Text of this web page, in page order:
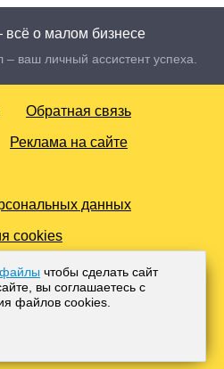
всё о малом бизнесе
ваш личный ассистент успеха.
Обратная связь
Реклама на сайте
данных
cookies
Для лиц старше 18 лет.
и тиражирование в сети
без согласования с
законом.
чтобы сделать сайт
вы соглашаетесь с
файлов cооkies.